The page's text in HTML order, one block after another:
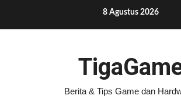
content
8 Agustus 2026
Berita & Tips Game dan